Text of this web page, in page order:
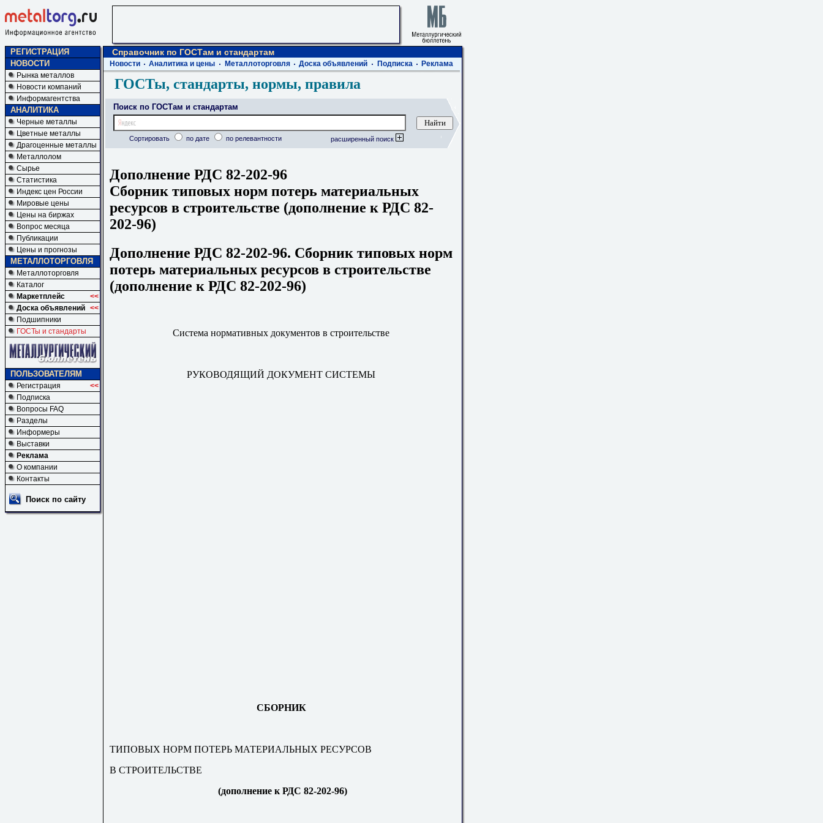
РЕГИСТРАЦИЯ
НОВОСТИ
Рынка металлов
Новости компаний
Информагентства
АНАЛИТИКА
Черные металлы
Цветные металлы
Драгоценные металлы
Металлолом
Сырье
Статистика
Индекс цен России
Мировые цены
Цены на биржах
Вопрос месяца
Публикации
Цены и прогнозы
МЕТАЛЛОТОРГОВЛЯ
Металлоторговля
Каталог
Маркетплейс
<<
Доска объявлений <<
Подшипники
ГОСТы и стандарты
ПОЛЬЗОВАТЕЛЯМ
Регистрация
<<
Подписка
Вопросы FAQ
Разделы
Информеры
Выставки
Реклама
О компании
Контакты
Поиск по сайту
Справочник по ГОСТам и стандартам
Новости Аналитика и цены Металлоторговля Доска объявлений Подписка Реклама
ГОСТы, стандарты, нормы, правила
Поиск по ГОСТам и стандартам
Сортировать по дате по релевантности расширенный поиск
Дополнение РДС 82-202-96
Сборник типовых норм потерь материальных
ресурсов в строительстве (дополнение к РДС 82-
202-96)
Дополнение РДС 82-202-96. Сборник типовых норм
потерь материальных ресурсов в строительстве
(дополнение к РДС 82-202-96)
Система нормативных документов в строительстве
РУКОВОДЯЩИЙ ДОКУМЕНТ СИСТЕМЫ
СБОРНИК
ТИПОВЫХ НОРМ ПОТЕРЬ МАТЕРИАЛЬНЫХ РЕСУРСОВ
В СТРОИТЕЛЬСТВЕ
(дополнение к РДС 82-202-96)